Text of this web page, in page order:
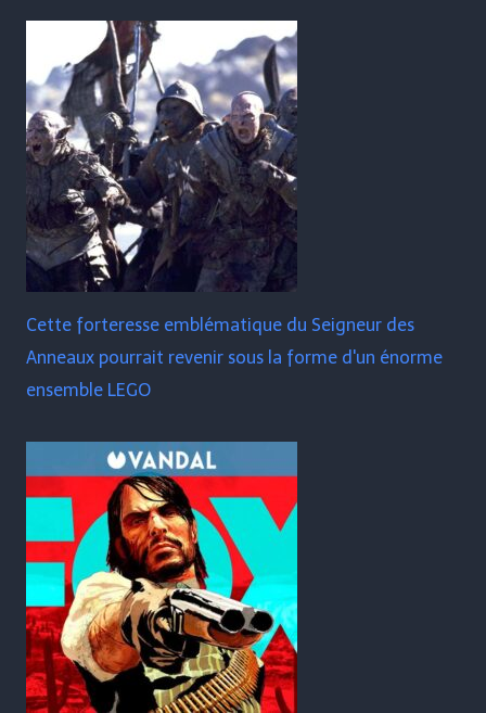
Cette forteresse emblématique du Seigneur des
Anneaux pourrait revenir sous la forme d'un énorme
ensemble LEGO